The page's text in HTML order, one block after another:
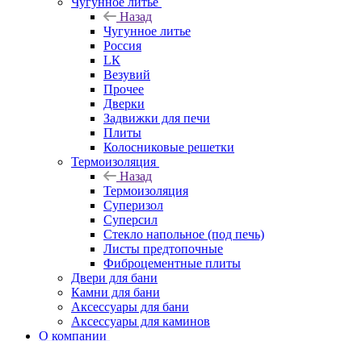
Назад
Чугунное литье
Россия
LК
Везувий
Прочее
Дверки
Задвижки для печи
Плиты
Колосниковые решетки
Термоизоляция
Назад
Термоизоляция
Суперизол
Суперсил
Стекло напольное (под печь)
Листы предтопочные
Фиброцементные плиты
Двери для бани
Камни для бани
Аксессуары для бани
Аксессуары для каминов
О компании